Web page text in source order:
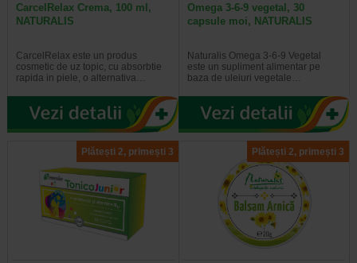
CarcelRelax Crema, 100 ml,
NATURALIS
CarcelRelax este un produs
cosmetic de uz topic, cu absorbtie
rapida in piele, o alternativa…
Omega 3-6-9 vegetal, 30
capsule moi, NATURALIS
Naturalis Omega 3-6-9 Vegetal
este un supliment alimentar pe
baza de uleiuri vegetale…
Plătești 2, primești 3 Plătești 2, primești 3